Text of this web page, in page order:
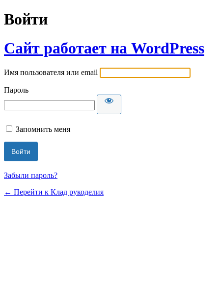
Войти
Сайт работает на WordPress
Имя пользователя или email
Пароль
Запомнить меня
Забыли пароль?
← Перейти к Клад рукоделия